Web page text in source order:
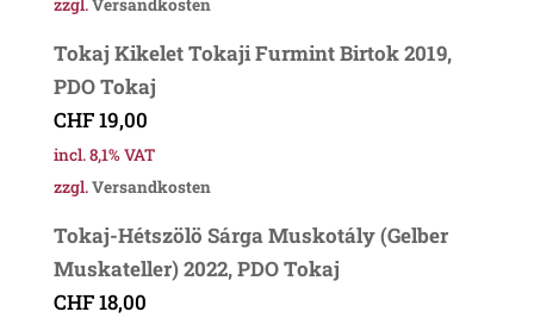
zzgl.Versandkosten
Tokaj Kikelet Tokaji Furmint Birtok 2019,
PDO Tokaj
CHF19,00
incl. 8,1% VAT
zzgl.Versandkosten
Tokaj-Hétszölö Sárga Muskotály (Gelber
Muskateller) 2022, PDO Tokaj
CHF18,00